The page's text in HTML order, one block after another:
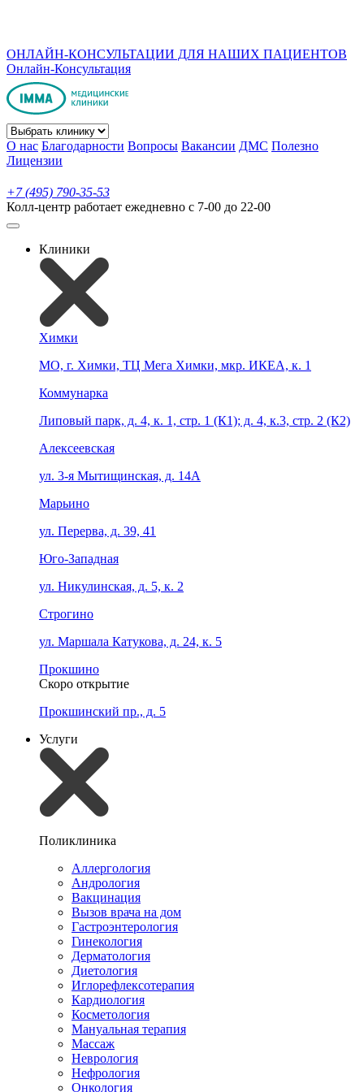
ОНЛАЙН-КОНСУЛЬТАЦИИ ДЛЯ НАШИХ ПАЦИЕНТОВ
Онлайн-Консультация
О нас Благодарности Вопросы Вакансии ДМС Полезно
Лицензии
+7 (495) 790-35-53
Колл-центр работает ежедневно с 7-00 до 22-00
Клиники
Химки
МО, г. Химки, ТЦ Мега Химки, мкр. ИКЕА, к. 1
Коммунарка
Липовый парк, д. 4, к. 1, стр. 1 (К1); д. 4, к.3, стр. 2 (К2)
Алексеевская
ул. 3-я Мытищинская, д. 14А
Марьино
ул. Перерва, д. 39, 41
Юго-Западная
ул. Никулинская, д. 5, к. 2
Строгино
ул. Маршала Катукова, д. 24, к. 5
Прокшино
Скоро открытие
Прокшинский пр., д. 5
Услуги
Поликлиника
Аллергология
Андрология
Вакцинация
Вызов врача на дом
Гастроэнтерология
Гинекология
Дерматология
Диетология
Иглорефлексотерапия
Кардиология
Косметология
Мануальная терапия
Массаж
Неврология
Нефрология
Онкология